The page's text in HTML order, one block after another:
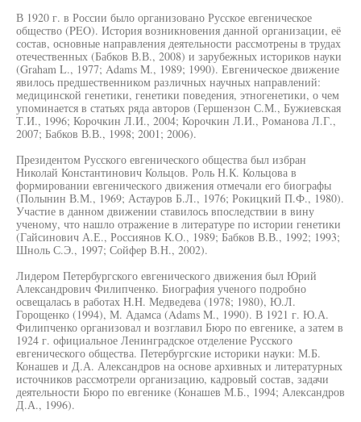
В 1920 г. в России было организовано Русское евгеническое
общество (PEO). История возникновения данной организации, её
состав, основные направления деятельности рассмотрены в трудах
отечественных (Бабков В.В., 2008) и зарубежных историков науки
(Graham L., 1977; Adams M., 1989; 1990). Евгеническое движение
явилось предшественником различных научных направлений:
медицинской генетики, генетики поведения, этногенетики, о чем
упоминается в статьях ряда авторов (Гершензон С.М., Бужиевская
Т.И., 1996; Корочкин Л.И., 2004; Корочкин Л.И., Романова Л.Г.,
2007; Бабков В.В., 1998; 2001; 2006).
Президентом Русского евгенического общества был избран
Николай Константинович Кольцов. Роль Н.К. Кольцова в
формировании евгенического движения отмечали его биографы
(Полынин В.М., 1969; Астауров Б.Л., 1976; Рокицкий П.Ф., 1980).
Участие в данном движении ставилось впоследствии в вину
ученому, что нашло отражение в литературе по истории генетики
(Гайсинович А.Е., Россиянов К.О., 1989; Бабков В.В., 1992; 1993;
Шноль С.Э., 1997; Сойфер В.Н., 2002).
Лидером Петербургского евгенического движения был Юрий
Александрович Филипченко. Биография ученого подробно
освещалась в работах H.H. Медведева (1978; 1980), Ю.Л.
Горощенко (1994), М. Адамса (Adams M., 1990). В 1921 г. Ю.А.
Филипченко организовал и возглавил Бюро по евгенике, а затем в
1924 г. официальное Ленинградское отделение Русского
евгенического общества. Петербургские историки науки: М.Б.
Конашев и Д.А. Александров на основе архивных и литературных
источников рассмотрели организацию, кадровый состав, задачи
деятельности Бюро по евгенике (Конашев М.Б., 1994; Александров
Д.А., 1996).